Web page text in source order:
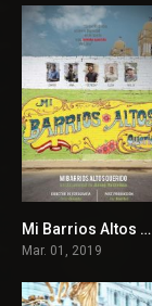
7.2
Mi Barrios Altos Querido
Mar. 01, 2019